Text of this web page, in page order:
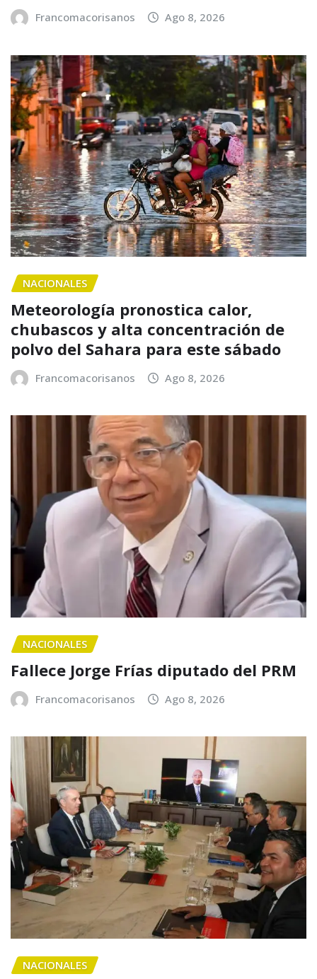
Francomacorisanos Ago 8, 2026
NACIONALES
Meteorología pronostica calor,
chubascos y alta concentración de
polvo del Sahara para este sábado
Francomacorisanos Ago 8, 2026
NACIONALES
Fallece Jorge Frías diputado del PRM
Francomacorisanos Ago 8, 2026
NACIONALES